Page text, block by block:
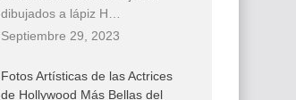
dibujados a lápiz H…
Septiembre 29, 2023
Fotos Artísticas de las Actrices
de Hollywood Más Bellas del